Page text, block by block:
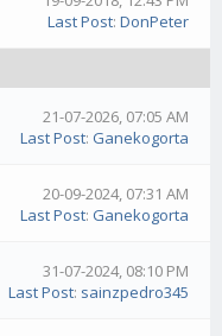
Last Post:DonPeter
21-07-2026, 07:05 AM
Last Post: Ganekogorta
20-09-2024, 07:31 AM
Last Post: Ganekogorta
31-07-2024, 08:10 PM
Last Post: sainzpedro345